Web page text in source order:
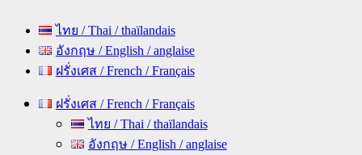
ไทย / Thai / thaïlandais
อังกฤษ / English / anglaise
ฝรั่งเศส / French / Français
Primary ฝรั่งเศส / French / Français
ไทย / Thai / thaïlandais
อังกฤษ / English / anglaise